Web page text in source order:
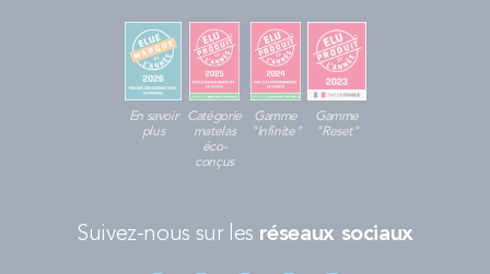
En savoir
plus
Catégorie
matelas
éco-
conçus
Gamme
"Infinite"
Gamme
"Reset"
Suivez-nous sur les réseaux sociaux